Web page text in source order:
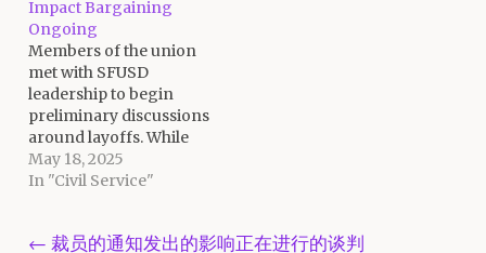
trabaho ay sa mga
Dahon ng Pagliban
dahil sa hindi inaasahan
na diagnoses…
Impact Bargaining
Ongoing
Members of the union
met with SFUSD
leadership to begin
preliminary discussions
around layoffs. While
some positions and
people will be affected,
disorganization and
May 18, 2025
In "Civil Service"
Post navigation
← 裁员的通知发出的影响正在进行的谈判